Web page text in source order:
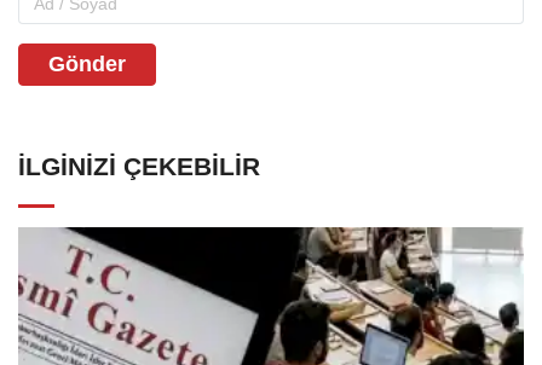
Gönder
İLGINIZI ÇEKEBILIR